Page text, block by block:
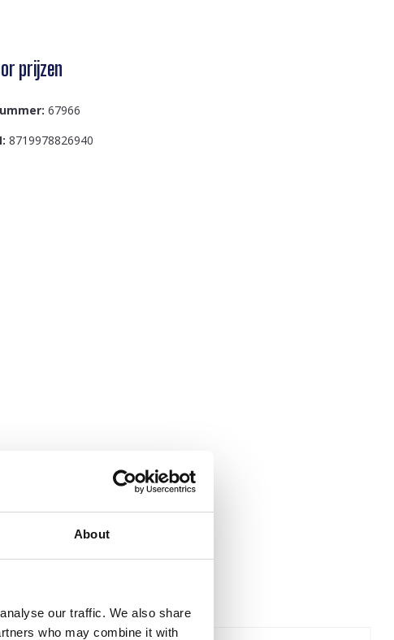
About
our traffic. We also share
who may combine it with
prijzen
67966
8719978826940